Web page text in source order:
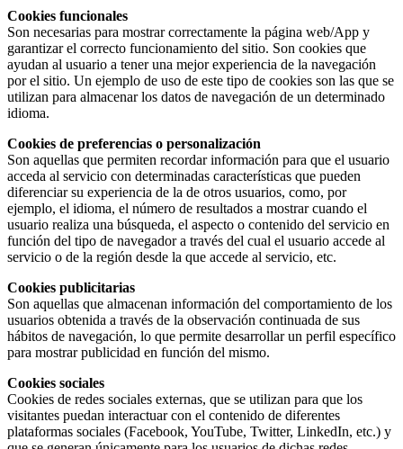
Cookies funcionales
Son necesarias para mostrar correctamente la página web/App y
garantizar el correcto funcionamiento del sitio. Son cookies que
ayudan al usuario a tener una mejor experiencia de la navegación
por el sitio. Un ejemplo de uso de este tipo de cookies son las que se
utilizan para almacenar los datos de navegación de un determinado
idioma.
Cookies de preferencias o personalización
Son aquellas que permiten recordar información para que el usuario
acceda al servicio con determinadas características que pueden
diferenciar su experiencia de la de otros usuarios, como, por
ejemplo, el idioma, el número de resultados a mostrar cuando el
usuario realiza una búsqueda, el aspecto o contenido del servicio en
función del tipo de navegador a través del cual el usuario accede al
servicio o de la región desde la que accede al servicio, etc.
Cookies publicitarias
Son aquellas que almacenan información del comportamiento de los
usuarios obtenida a través de la observación continuada de sus
hábitos de navegación, lo que permite desarrollar un perfil específico
para mostrar publicidad en función del mismo.
Cookies sociales
Cookies de redes sociales externas, que se utilizan para que los
visitantes puedan interactuar con el contenido de diferentes
plataformas sociales (Facebook, YouTube, Twitter, LinkedIn, etc.) y